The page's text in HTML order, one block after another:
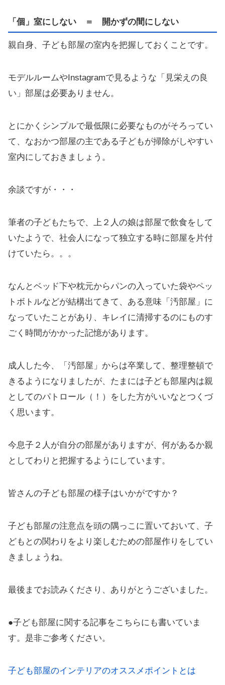
「個」室にしない ＝ 開かずの間にしない
親自身、子ども部屋の室内を把握しておくことです。
モデルルームやInstagramで見るような「見栄えの良
い」部屋は必要ありません。
とにかくシンプルで最低限に必要なものがそろってい
て、なおかつ部屋の主である子どもが掃除がしやすい
室内にしておきましょう。
余談ですが・・・
筆者の子どもたちで、上２人の娘は部屋で飲食をして
いたようで、社会人になって独立する時に部屋を片付
けていたら。。。
なんとベッド下や枕元からパンの入っていた袋やペッ
トボトルなどが結構出てきて、ある意味「汚部屋」に
なっていたことがあり、キレイに清掃するのにものす
ごく時間がかかった記憶があります。
成人した今、「汚部屋」からは卒業して、整理整頓で
きるようになりましたが、たまには子ども部屋内は親
としてのパトロール（！）をした方がいいなとつくづ
く思います。
今息子２人が自分の部屋がありますが、何があるか親
としてわりと把握するようにしています。
皆さんの子ども部屋の様子はいかがですか？
子ども部屋の注意点を頭の隅っこに置いておいて、子
どもとの関わりをより楽しむための部屋作りをしてい
きましょうね。
最後までお読みくださり、ありがとうございました。
●子ども部屋に関する記事をこちらにも書いていま
す。是非ご参考ください。
子ども部屋のインテリアのオススメポイントとは